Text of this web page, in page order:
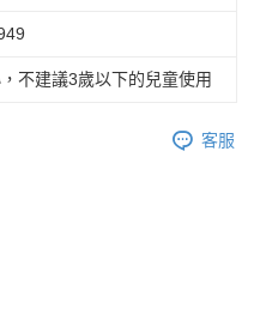
不建議3歲以下的兒童使用
客服